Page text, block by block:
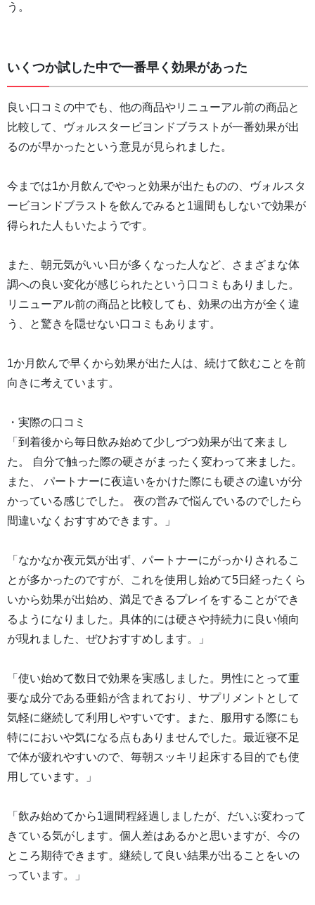
う。
いくつか試した中で一番早く効果があった
良い口コミの中でも、他の商品やリニューアル前の商品と
比較して、ヴォルスタービヨンドブラストが一番効果が出
るのが早かったという意見が見られました。
今までは1か月飲んでやっと効果が出たものの、ヴォルスタ
ービヨンドブラストを飲んでみると1週間もしないで効果が
得られた人もいたようです。
また、朝元気がいい日が多くなった人など、さまざまな体
調への良い変化が感じられたという口コミもありました。
リニューアル前の商品と比較しても、効果の出方が全く違
う、と驚きを隠せない口コミもあります。
1か月飲んで早くから効果が出た人は、続けて飲むことを前
向きに考えています。
・実際の口コミ
「到着後から毎日飲み始めて少しづつ効果が出て来まし
た。 自分で触った際の硬さがまったく変わって来ました。
また、 パートナーに夜這いをかけた際にも硬さの違いが分
かっている感じでした。 夜の営みで悩んでいるのでしたら
間違いなくおすすめできます。」
「なかなか夜元気が出ず、パートナーにがっかりされるこ
とが多かったのですが、これを使用し始めて5日経ったくら
いから効果が出始め、満足できるプレイをすることができ
るようになりました。具体的には硬さや持続力に良い傾向
が現れました、ぜひおすすめします。」
「使い始めて数日で効果を実感しました。男性にとって重
要な成分である亜鉛が含まれており、サプリメントとして
気軽に継続して利用しやすいです。また、服用する際にも
特ににおいや気になる点もありませんでした。最近寝不足
で体が疲れやすいので、毎朝スッキリ起床する目的でも使
用しています。」
「飲み始めてから1週間程経過しましたが、だいぶ変わって
きている気がします。個人差はあるかと思いますが、今の
ところ期待できます。継続して良い結果が出ることをいの
っています。」